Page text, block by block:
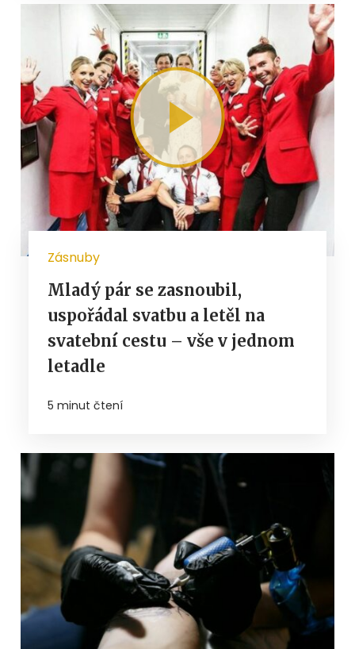
Zásnuby
Mladý pár se zasnoubil,
uspořádal svatbu a letěl na
svatební cestu – vše v jednom
letadle
5 minut čtení